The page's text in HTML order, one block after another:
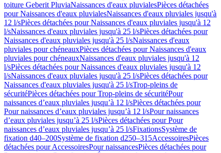
toiture Geberit PluviaNaissances d'eaux pluvialesPièces détachées
pour Naissances d'eaux pluvialesNaissances d'eaux pluviales jusqu'à
12 l/sPièces détachées pour Naissances d'eaux pluviales jusqu'à 12
l/sNaissances d'eaux pluviales jusqu'à 25 l/sPièces détachées pour
Naissances d'eaux pluviales jusqu'à 25 l/sNaissances d'eaux
pluviales pour chéneauxPièces détachées pour Naissances d'eaux
pluviales pour chéneauxNaissances d'eaux pluviales jusqu'à 12
l/sPièces détachées pour Naissances d'eaux pluviales jusqu'à 12
l/sNaissances d'eaux pluviales jusqu'à 25 l/sPièces détachées pour
Naissances d'eaux pluviales jusqu'à 25 l/sTrop-pleins de
sécuritéPièces détachées pour Trop-pleins de sécuritéPour
naissances d’eaux pluviales jusqu’à 12 l/sPièces détachées pour
Pour naissances d’eaux pluviales jusqu’à 12 l/sPour naissances
d’eaux pluviales jusqu’à 25 l/sPièces détachées pour Pour
naissances d’eaux pluviales jusqu’à 25 l/sFixationsSystème de
fixation d40–200Système de fixation d250–315AccessoiresPièces
détachées pour AccessoiresPour naissancesPièces détachées pour